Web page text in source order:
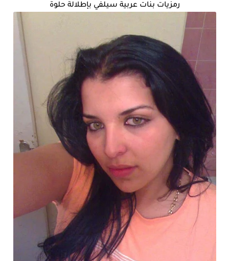
رمزيات بنات عربية سيلفي بإطلالة حلوة